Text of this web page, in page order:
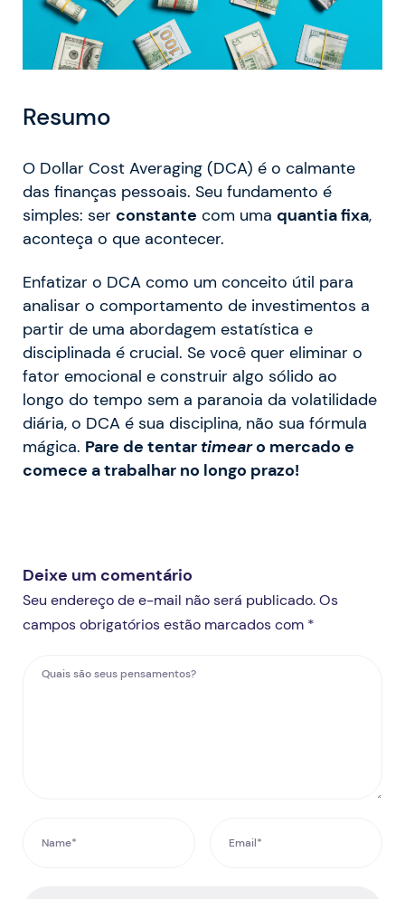
Resumo
O Dollar Cost Averaging (DCA) é o calmante
das finanças pessoais. Seu fundamento é
simples: ser constante com uma quantia fixa,
aconteça o que acontecer.
Enfatizar o DCA como um conceito útil para
analisar o comportamento de investimentos a
partir de uma abordagem estatística e
disciplinada é crucial. Se você quer eliminar o
fator emocional e construir algo sólido ao
longo do tempo sem a paranoia da volatilidade
diária, o DCA é sua disciplina, não sua fórmula
mágica. Pare de tentar timearo mercado e
comece a trabalhar no longo prazo!
Deixe um comentário
Seu endereço de e-mail não será publicado. Os
campos obrigatórios estão marcados com *